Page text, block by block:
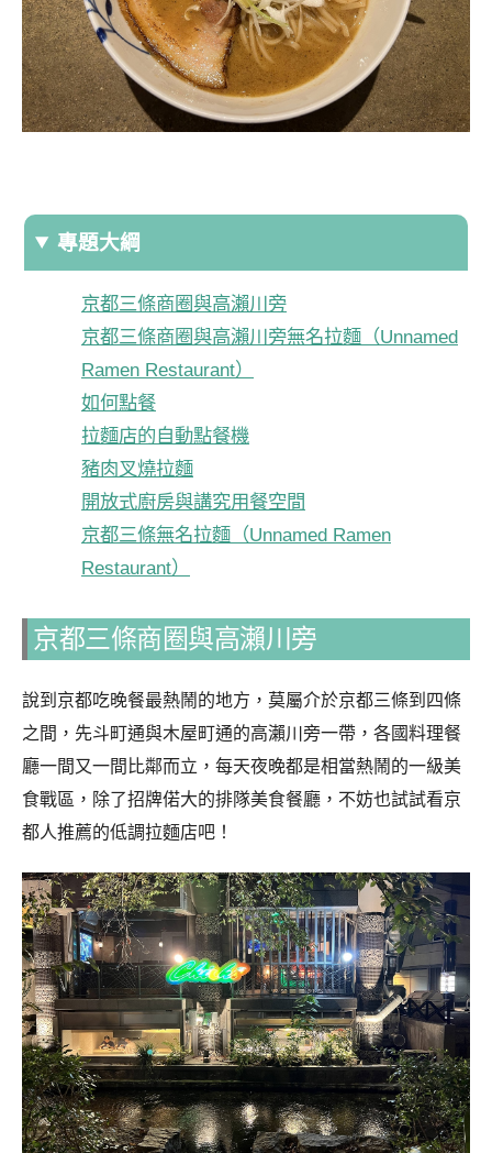
專題大綱
京都三條商圈與高瀨川旁
京都三條商圈與高瀨川旁無名拉麵（Unnamed
Ramen Restaurant）
如何點餐
拉麵店的自動點餐機
豬肉叉燒拉麵
開放式廚房與講究用餐空間
京都三條無名拉麵（Unnamed Ramen
Restaurant）
京都三條商圈與高瀨川旁
說到京都吃晚餐最熱鬧的地方，莫屬介於京都三條到四條
之間，先斗町通與木屋町通的高瀨川旁一帶，各國料理餐
廳一間又一間比鄰而立，每天夜晚都是相當熱鬧的一級美
食戰區，除了招牌偌大的排隊美食餐廳，不妨也試試看京
都人推薦的低調拉麵店吧！